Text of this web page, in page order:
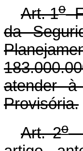
Art. 1o
da
atender
Provisória.
Art. 2o